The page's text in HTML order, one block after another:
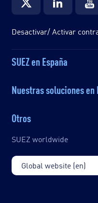
Desactivar/ Activar
SUEZ en España
Nuestras soluciones en
Otros
SUEZ worldwide